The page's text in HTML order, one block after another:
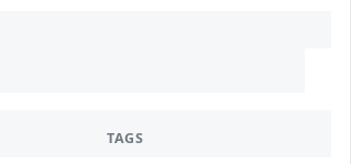
TAGS